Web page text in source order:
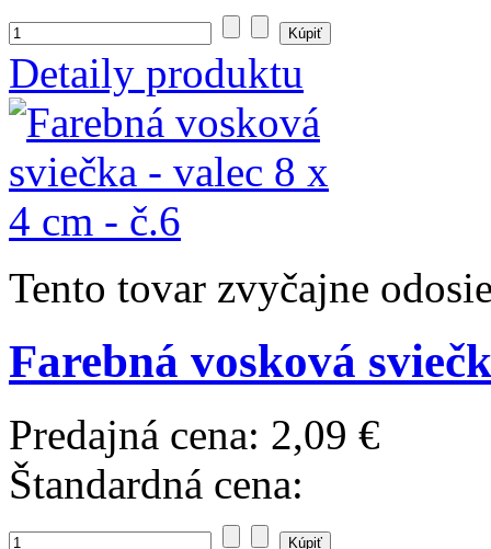
Detaily produktu
Tento tovar zvyčajne
Farebná vosková
Predajná cena: 2,09 €
Štandardná cena: